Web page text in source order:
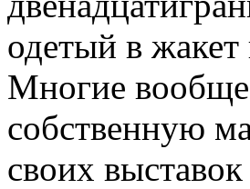
одетый в жакет
Многие
собственную
своих